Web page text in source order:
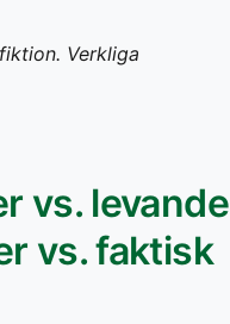
Verkliga
vs. levande
vs. faktisk